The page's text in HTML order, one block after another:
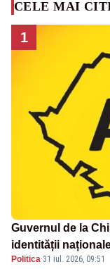
CELE MAI
1
Guvernul de la
identității
economisește!
Politica·31 iul. 2026, 09:51